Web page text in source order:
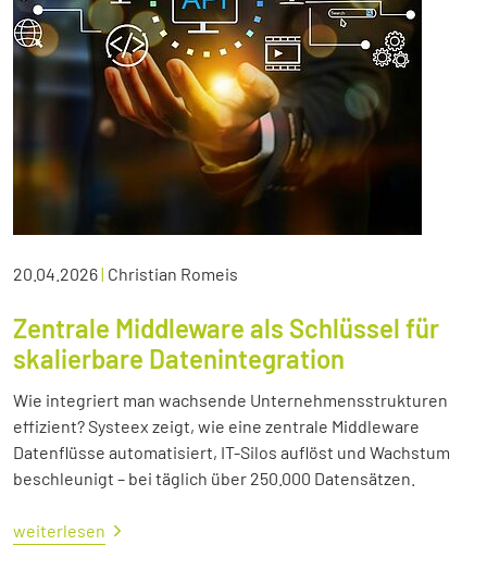
20.04.2026| Christian Romeis
Zentrale Middleware als Schlüssel für
skalierbare Datenintegration
Wie integriert man wachsende Unternehmensstrukturen
effizient? Systeex zeigt, wie eine zentrale Middleware
Datenflüsse automatisiert, IT-Silos auflöst und Wachstum
beschleunigt – bei täglich über 250.000 Datensätzen.
weiterlesen